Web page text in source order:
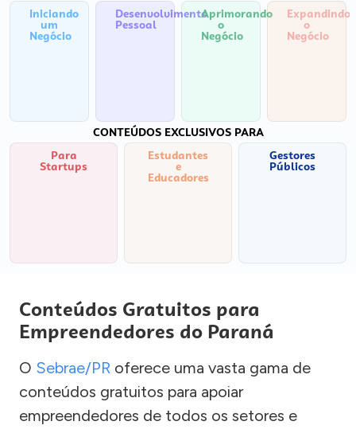
Iniciando
um
Negócio
Desenvolvimento
Pessoal
Aprimorando
o
Negócio
Expandindo
o
Negócio
CONTEÚDOS EXCLUSIVOS PARA
Para
Startups
Estudantes
e
Educadores
Gestores
Públicos
Conteúdos Gratuitos para
Empreendedores do Paraná
O Sebrae/PR oferece uma vasta gama de
conteúdos gratuitos para apoiar
empreendedores de todos os setores e